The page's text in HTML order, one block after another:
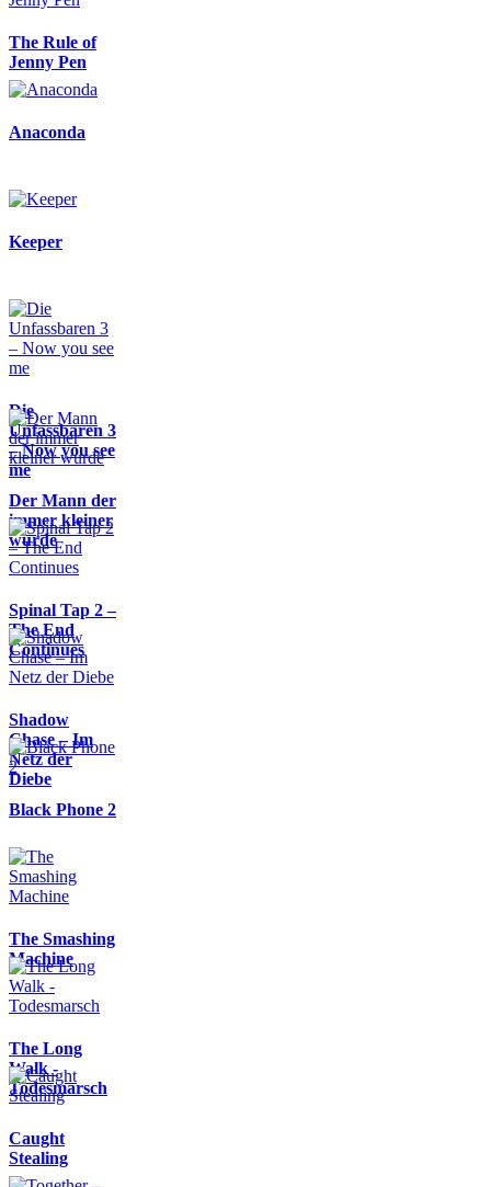
The Rule of
Jenny Pen
Anaconda
Keeper
Die
Unfassbaren 3
– Now you see
me
Der Mann der
immer kleiner
wurde
Spinal Tap 2 –
The End
Continues
Shadow
Chase – Im
Netz der
Diebe
Black Phone 2
The Smashing
Machine
The Long
Walk -
Todesmarsch
Caught
Stealing